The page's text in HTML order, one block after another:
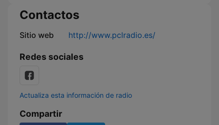
Contactos
Sitio web http://www.pclradio.es/
Redes sociales
Actualiza esta información de radio
Compartir